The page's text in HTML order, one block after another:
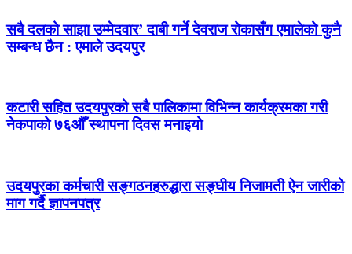
सबै दलको साझा उम्मेदवार’ दाबी गर्ने देवराज रोकासँग एमालेको कुनै
सम्बन्ध छैन : एमाले उदयपुर
कटारी सहित उदयपुरको सबै पालिकामा विभिन्न कार्यक्रमका गरी
नेकपाको ७६औँ स्थापना दिवस मनाइयो
उदयपुरका कर्मचारी सङ्गठनहरुद्धारा सङ्घीय निजामती ऐन जारीको
माग गर्दै ज्ञापनपत्र